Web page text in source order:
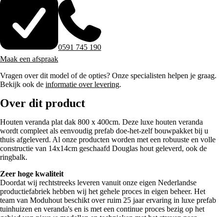
Maak een afspraak
0591 745 190
Vragen over dit model of de opties? Onze specialisten helpen je graag.
Bekijk ook de informatie over levering.
Over dit product
Houten veranda plat dak 800 x 400cm. Deze luxe houten veranda
wordt compleet als eenvoudig prefab doe-het-zelf bouwpakket bij u
thuis afgeleverd. Al onze producten worden met een robuuste en volle
constructie van 14x14cm geschaafd Douglas hout geleverd, ook de
ringbalk.
Zeer hoge kwaliteit
Doordat wij rechtstreeks leveren vanuit onze eigen Nederlandse
productiefabriek hebben wij het gehele proces in eigen beheer. Het
team van Moduhout beschikt over ruim 25 jaar ervaring in luxe prefab
tuinhuizen en veranda's en is met een continue proces bezig op het